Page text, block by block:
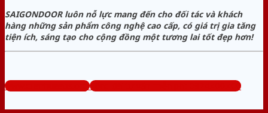
SAIGONDOOR luôn nỗ lực mang đến cho đối tác và khách
hàng những sản phẩm công nghệ cao cấp, có giá trị gia tăng
tiện ích, sáng tạo cho cộng đồng một tương lai tốt đẹp hơn!
www.cuanhuaabs.org Tổng đài tư vấn miễn phí: 0824.400.400